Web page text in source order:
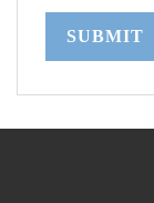
SUBMIT